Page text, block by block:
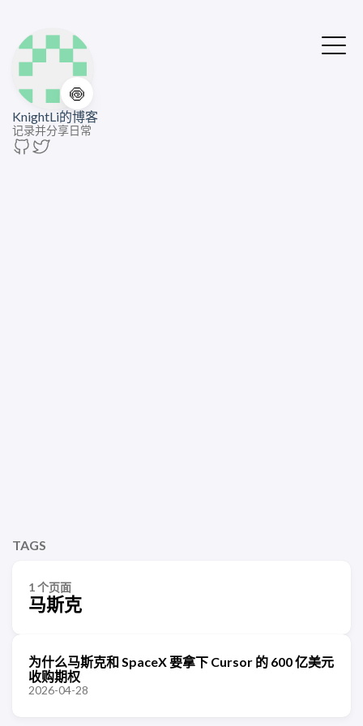
🍥
KnightLi的博客
记录并分享日常
TAGS
1 个页面
马斯克
为什么马斯克和 SpaceX 要拿下 Cursor 的 600 亿美元
收购期权
2026-04-28